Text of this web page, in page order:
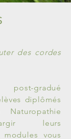
des cordes
gradué
diplômés
leurs
modules vous